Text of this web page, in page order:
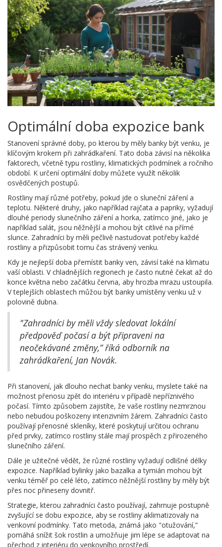
Optimální doba expozice bank
Stanovení správné doby, po kterou by měly banky být venku, je
klíčovým krokem při zahrádkaření. Tato doba závisí na několika
faktorech, včetně typu rostliny, klimatických podmínek a ročního
období. K určení optimální doby můžete využít několik
osvědčených postupů.
Rostliny mají různé potřeby, pokud jde o sluneční záření a
teplotu. Některé druhy, jako například rajčata a papriky, vyžadují
dlouhé periody slunečního záření a horka, zatímco jiné, jako je
například salát, jsou něžnější a mohou být citlivé na přímé
slunce. Zahradníci by měli pečlivě nastudovat potřeby každé
rostliny a přizpůsobit tomu čas strávený venku.
Kdy je nejlepší doba přemístit banky ven, závisí také na klimatu
vaší oblasti. V chladnějších regionech je často nutné čekat až do
konce května nebo začátku června, aby hrozba mrazu ustoupila.
V teplejších oblastech můžou být banky umístěny venku už v
polovině dubna.
"Zahradníci by měli vždy sledovat lokální
předpověď počasí a být připraveni na
neočekávané změny,” říká odborník na
zahrádkaření, Jan Novák.
Při stanovení, jak dlouho nechat banky venku, myslete také na
možnost přenosu zpět do interiéru v případě nepříznivého
počasí. Tímto způsobem zajistíte, že vaše rostliny nezmrznou
nebo nebudou poškozeny intenzivním žárem. Zahradníci často
používají přenosné skleníky, které poskytují určitou ochranu
před prvky, zatímco rostliny stále mají prospěch z přirozeného
slunečního záření.
Dále je užitečné vědět, že různé rostliny vyžadují odlišné délky
expozice. Například bylinky jako bazalka a tymián mohou být
venku téměř po celé léto, zatímco něžnější rostliny by měly být
přes noc přineseny dovnitř.
Strategie, kterou zahradníci často používají, zahrnuje postupně
zvyšující se dobu expozice, aby se rostliny aklimatizovaly na
venkovní podmínky. Tato metoda, známá jako "otužování,”
pomáhá snížit šok rostlin a umožňuje jim lépe se adaptovat na
přechod z interiéru do venkovního prostředí.